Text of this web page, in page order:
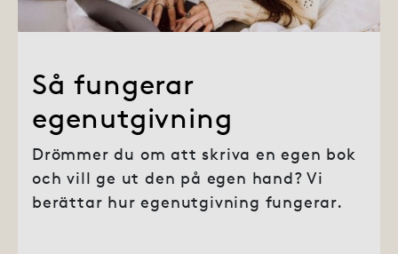
Så fungerar
egenutgivning
Drömmer du om att skriva en egen bok
och vill ge ut den på egen hand? Vi
berättar hur egenutgivning fungerar.